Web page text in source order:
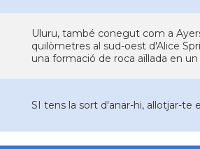
Uluru, també conegut com a
quilòmetres al sud-oest d'Alice
una formació de roca aïllada en
SI tens la sort d'anar-hi, allotjar-te